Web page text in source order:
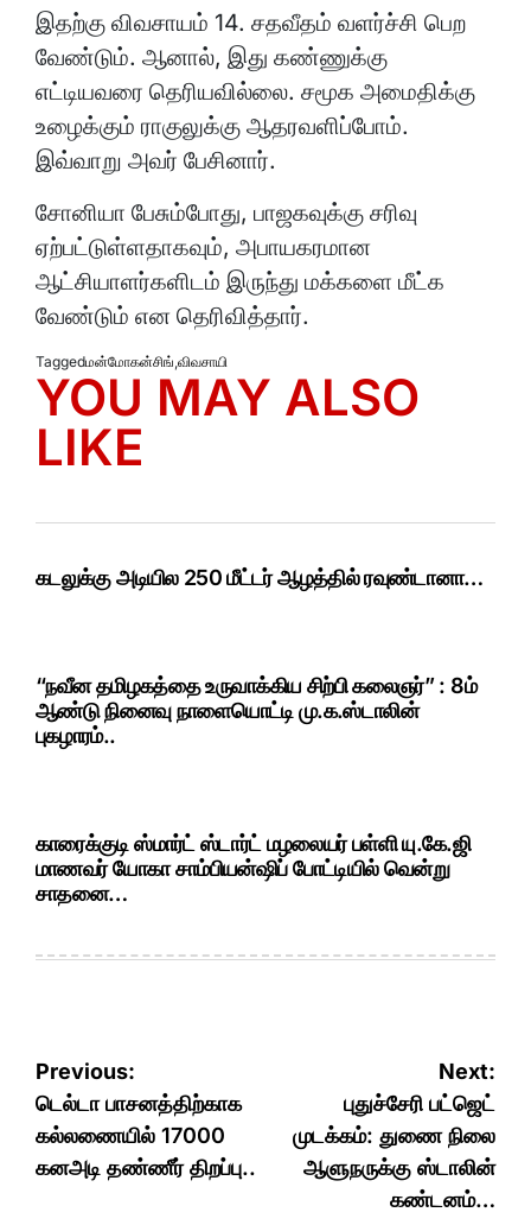
இதற்கு விவசாயம் 14. சதவீதம் வளர்ச்சி பெற
வேண்டும். ஆனால், இது கண்ணுக்கு
எட்டியவரை தெரியவில்லை. சமூக அமைதிக்கு
உழைக்கும் ராகுலுக்கு ஆதரவளிப்போம்.
இவ்வாறு அவர் பேசினார்.
சோனியா பேசும்போது, பாஜகவுக்கு சரிவு
ஏற்பட்டுள்ளதாகவும், அபாயகரமான
ஆட்சியாளர்களிடம் இருந்து மக்களை மீட்க
வேண்டும் என தெரிவித்தார்.
Taggedமன்மோகன்சிங் விவசாயி
YOU MAY ALSO
LIKE
கடலுக்கு அடியில 250 மீட்டர் ஆழத்தில் ரவுண்டானா…
“நவீன தமிழகத்தை உருவாக்கிய சிற்பி கலைஞர்” : 8ம்
ஆண்டு நினைவு நாளையொட்டி மு.க.ஸ்டாலின்
புகழாரம்..
காரைக்குடி ஸ்மார்ட் ஸ்டார்ட் மழலையர் பள்ளி யு.கே.ஜி
மாணவர் யோகா சாம்பியன்ஷிப் போட்டியில் வென்று
சாதனை…
Post
navigation
Previous:
டெல்டா பாசனத்திற்காக
கல்லணையில் 17000
கனஅடி தண்ணீர் திறப்பு..
Next:
புதுச்சேரி பட்ஜெட்
முடக்கம்: துணை நிலை
ஆளுநருக்கு ஸ்டாலின்
கண்டனம்…